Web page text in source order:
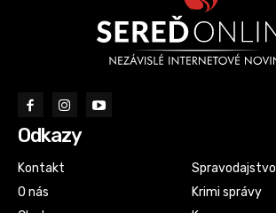
Odkazy
Kontakt
O nás
Spravodajstvo
Krimi správy